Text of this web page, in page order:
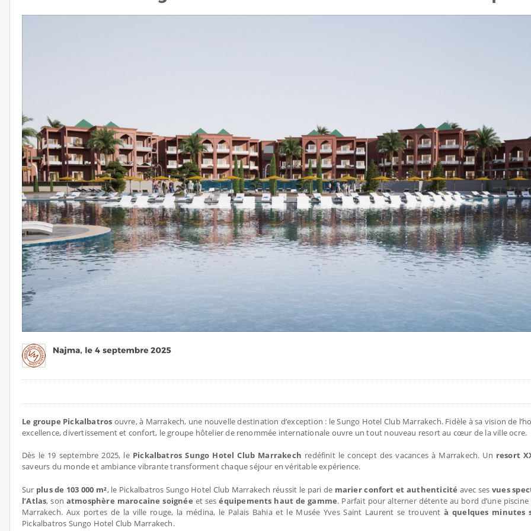
Le groupe Pickalbatros ouvre, à Marrakech, une nouvelle destination d’exception : le Sungo Hotel Club Marrakech. Fidèle à sa vision de
excellence, divertissement et confort, le groupe hôtelier de renommée internationale ouvre un tout nouveau resort au cœur de la ville ocre.
Dès le 19 septembre 2025, le Pickalbatros Sungo Hotel Club Marrakech redéfinit le concept des vacances à Marrakech. Un resort
saveurs du monde et ambiance vibrante transforment chaque séjour en véritable expérience.
Sur plus de 103 000 m², le Pickalbatros Sungo Hotel Club Marrakech réussit le pari de marier confort et authenticité avec sesvues
l’Atlas, son atmosphère marocaine soignée et seséquipements haut de gamme. Parfait pour alterner détente au bord d’une piscine
Marrakech. Aux portes de la ville rouge, la médina, le Palais Bahia et le Musée Yves Saint Laurent se trouventà quelques minutes
Pickalbatros Sungo Hotel Club Marrakech.